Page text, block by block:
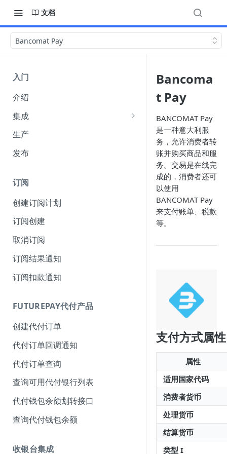
文档
Bancomat Pay
入门
介绍
集成
集成选项
API 身份验证
（Authentication）
Webhook
收单货币 amount 参数说明
FuturePay 系统错误码响应文档
生产
发布
订阅
创建订阅计划
订阅创建
取消订阅
订阅结果通知
订阅扣款通知
FUTUREPAY代付产品
创建代付订单
代付订单回调通知
代付订单查询
查询可用代付银行列表
代付钱包余额划转接口
查询代付钱包余额
收银台集成
Bancoma
t Pay
BANCOMAT Pay
是一种意大利服
务，允许消费者转
账并购买商品和服
务。交易是在线完
成的，消费者还可
以使用
BANCOMAT Pay
来支付账单、税款
等。
支付方式属性
属性
适用国家代码
消费者货币
处理货币
结算货币
类型 I